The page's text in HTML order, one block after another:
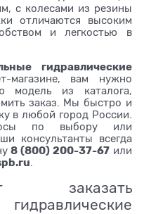
с колесами из резины
отличаются высоким
и легкостью в
гидравлические
магазине, вам нужно
модель из каталога,
заказ. Мы быстро и
в любой город России.
по выбору или
консультанты всегда
8 (800) 200-37-67или
заказать